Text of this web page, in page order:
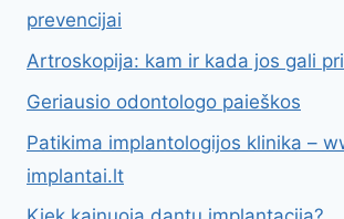
prevencijai
Artroskopija: kam ir kada jos gali
Geriausio odontologo paieškos
Patikima implantologijos klinika –
implantai.lt